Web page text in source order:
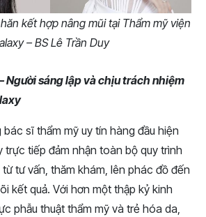
kết hợp nâng mũi tại Thẩm mỹ viện
– BS Lê Trần Duy
Người sáng lập và chịu trách nhiệm
sĩ thẩm mỹ uy tín hàng đầu hiện
trực tiếp đảm nhận toàn bộ quy trình
tư vấn, thăm khám, lên phác đồ đến
kết quả. Với hơn một thập kỷ kinh
phẫu thuật thẩm mỹ và trẻ hóa da,